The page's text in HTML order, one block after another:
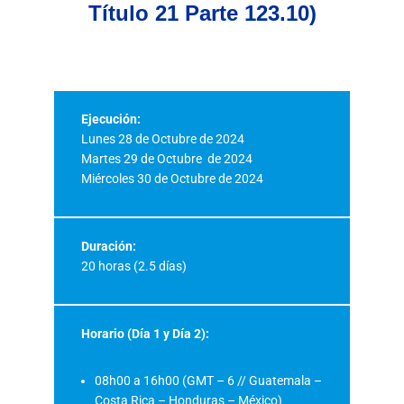
Título 21 Parte 123.10)
Ejecución:
Lunes 28 de Octubre de 2024
Martes 29 de Octubre de 2024
Miércoles 30 de Octubre de 2024
Duración:
20 horas (2.5 días)
Horario (Día 1 y Día 2):
08h00 a 16h00 (GMT – 6 // Guatemala –
Costa Rica – Honduras – México)